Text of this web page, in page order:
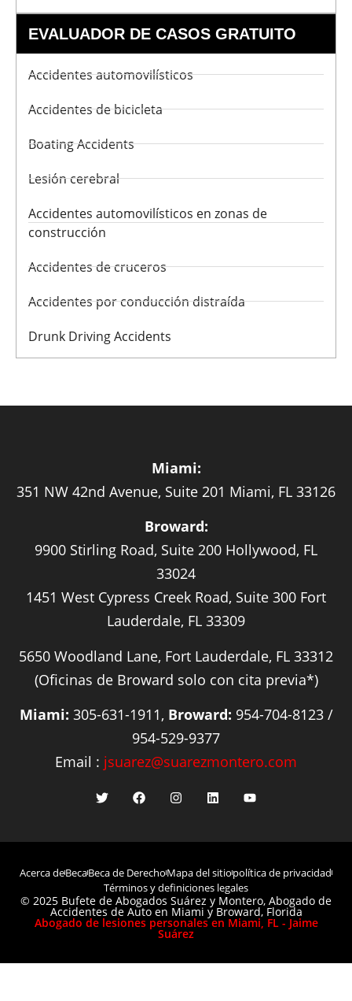
EVALUADOR DE CASOS GRATUITO
Accidentes automovilísticos
Accidentes de bicicleta
Boating Accidents
Lesión cerebral
Accidentes automovilísticos en zonas de
construcción
Accidentes de cruceros
Accidentes por conducción distraída
Drunk Driving Accidents
Miami:
351 NW 42nd Avenue, Suite 201 Miami, FL 33126
Broward:
9900 Stirling Road, Suite 200 Hollywood, FL
33024
1451 West Cypress Creek Road, Suite 300 Fort
Lauderdale, FL 33309
5650 Woodland Lane, Fort Lauderdale, FL 33312
(Oficinas de Broward solo con cita previa*)
Miami: 305-631-1911, Broward: 954-704-8123 /
954-529-9377
Email : jsuarez@suarezmontero.com
Acerca deBecaBeca de DerechoMapa del sitiopolítica de privacidad
Términos y definiciones legales
© 2025 Bufete de Abogados Suárez y Montero, Abogado de
Accidentes de Auto en Miami y Broward, Florida
Abogado de lesiones personales en Miami, FL - Jaime
Suárez